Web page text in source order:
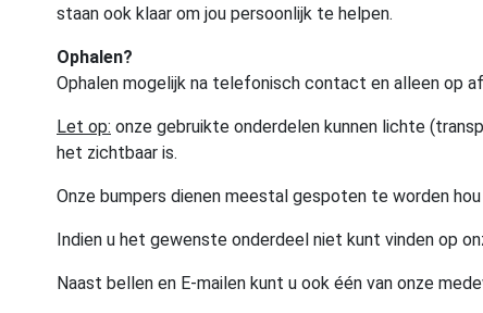
staan ook klaar om jou persoonlijk te helpen.
Ophalen?
Ophalen mogelijk na telefonisch contact en alleen op
Let op: onze gebruikte onderdelen kunnen lichte
het zichtbaar is.
Onze bumpers dienen meestal gespoten te worden
Indien u het gewenste onderdeel niet kunt vinden op
Naast bellen en E-mailen kunt u ook één van onze